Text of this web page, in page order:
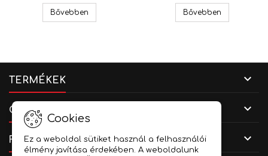
Bővebben Volkswagen Ground Zero GZRK hangszóró
Bővebben
TERMÉKEK 
CÉGADATOK 
FIÓKOD 
Cookies
Ez a weboldal sütiket használ a felhasználói
élmény javítása érdekében. A weboldalunk